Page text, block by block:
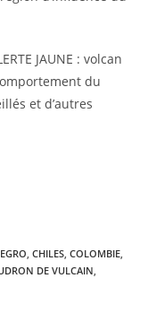
JAUNE : volcan
du
et d’autres
CHILES COLOMBIE
DE VULCAIN